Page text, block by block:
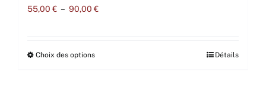
55,00 € – 90,00 €Plage
Choix des optionsCe
Détails